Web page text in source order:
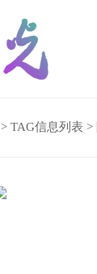
> TAG信息列表 >